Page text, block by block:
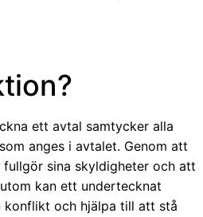
ett avtal samtycker alla
anges i avtalet. Genom att
sina skyldigheter och att
kan ett undertecknat
konflikt och hjälpa till att stå